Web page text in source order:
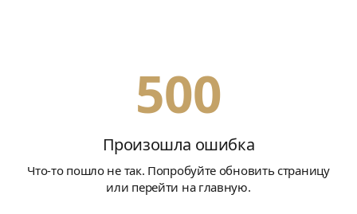
500
Произошла ошибка
Что-то пошло не так. Попробуйте обновить страницу
или перейти на главную.